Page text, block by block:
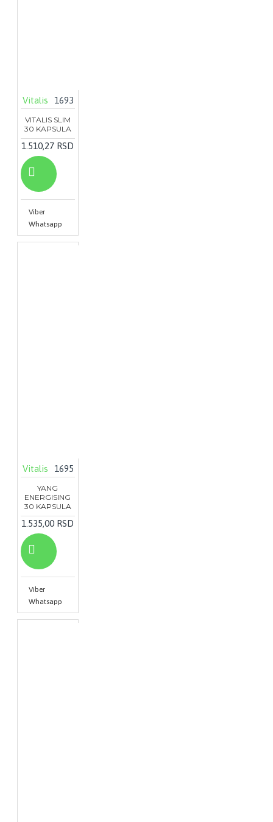
Vitalis 1693
VITALIS SLIM
30 KAPSULA
1.510,27 RSD
Viber
Whatsapp
Vitalis 1695
YANG
ENERGISING
30 KAPSULA
1.535,00 RSD
Viber
Whatsapp